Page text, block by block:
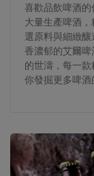
喜歡品飲啤酒
大量生產啤酒
選原料與細緻
香濃郁的艾爾
的世濤，每一
你發掘更多啤酒